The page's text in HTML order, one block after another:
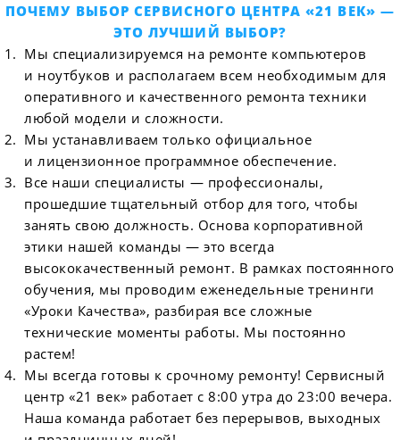
ПОЧЕМУ ВЫБОР СЕРВИСНОГО ЦЕНТРА «21 ВЕК» —
ЭТО ЛУЧШИЙ ВЫБОР?
Мы специализируемся на ремонте компьютеров
и ноутбуков и располагаем всем необходимым для
оперативного и качественного ремонта техники
любой модели и сложности.
Мы устанавливаем только официальное
и лицензионное программное обеспечение.
Все наши специалисты — профессионалы,
прошедшие тщательный отбор для того, чтобы
занять свою должность. Основа корпоративной
этики нашей команды — это всегда
высококачественный ремонт. В рамках постоянного
обучения, мы проводим еженедельные тренинги
«Уроки Качества», разбирая все сложные
технические моменты работы. Мы постоянно
растем!
Мы всегда готовы к срочному ремонту! Сервисный
центр «21 век» работает с 8:00 утра до 23:00 вечера.
Наша команда работает без перерывов, выходных